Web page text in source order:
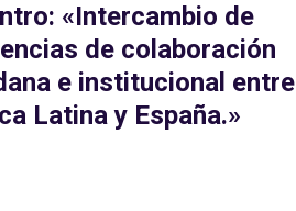
«Intercambio de
de colaboración
e institucional entre
Latina y España.»